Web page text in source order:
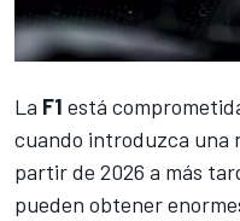
La F1 está
cuando introduzca una
partir de 2026 a más
pueden obtener